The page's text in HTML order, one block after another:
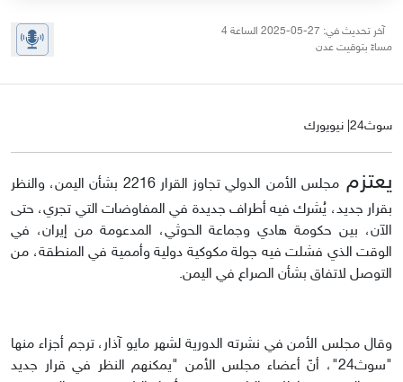
آخر تحديث في: 27-05-2025 الساعة 4
مساءً بتوقيت عدن
سوث24| نيويورك
يعتزم
مجلس الأمن الدولي تجاوز القرار 2216 بشأن اليمن، والنظر
بقرار جديد، يُشرك فيه أطراف جديدة في المفاوضات التي تجري، حتى
الآن، بين حكومة هادي وجماعة الحوثي، المدعومة من إيران، في
الوقت الذي فشلت فيه جولة مكوكية دولية وأممية في المنطقة، من
التوصل لاتفاق بشأن الصراع في اليمن.
وقال مجلس الأمن في نشرته الدورية لشهر مايو آذار، ترجم أجزاء منها
"سوث24"، أنّ أعضاء مجلس الأمن "يمكنهم النظر في قرار جديد